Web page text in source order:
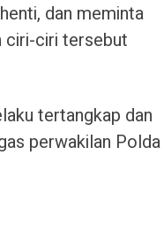
dan meminta
ciri-ciri tersebut
tertangkap dan
perwakilan Polda